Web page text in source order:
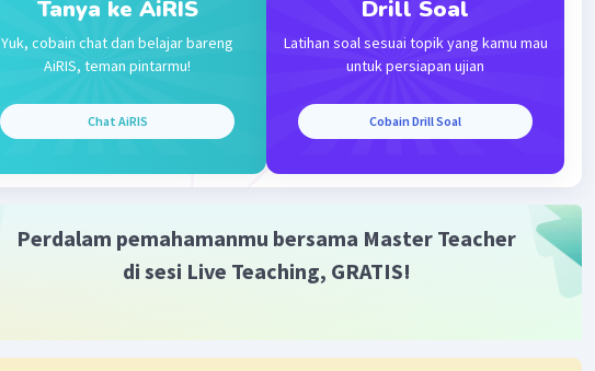
Tanya ke AiRIS
Yuk, cobain chat dan belajar bareng
AiRIS, teman pintarmu!
Chat AiRIS
Drill Soal
Latihan soal sesuai topik yang kamu mau
untuk persiapan ujian
Cobain Drill Soal
Perdalam pemahamanmu bersama Master Teacher
di sesi Live Teaching, GRATIS!